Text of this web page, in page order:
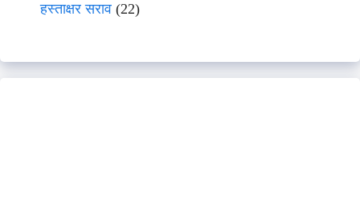
हस्ताक्षर सराव (22)